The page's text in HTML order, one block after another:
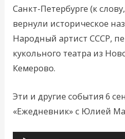
Санкт-Петербурге (к
вернули историческое
Народный артист СССР,
кукольного театра из
Кемерово.
Эти и другие события 6
«Ежедневник» с Юлией